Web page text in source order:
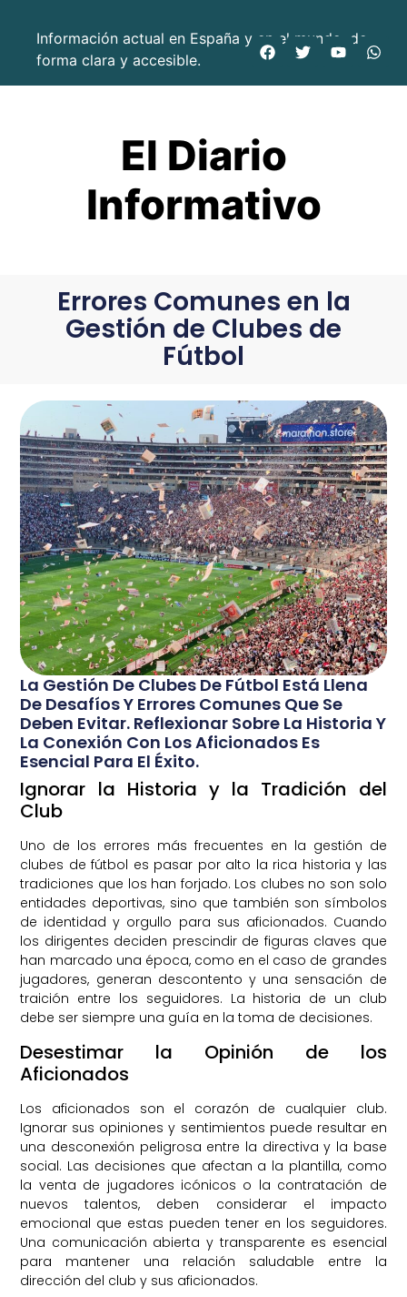
Información actual en España y en el mundo, de
forma clara y accesible.
El Diario
Informativo
Errores Comunes en la
Gestión de Clubes de
Fútbol
La Gestión De Clubes De Fútbol Está Llena
De Desafíos Y Errores Comunes Que Se
Deben Evitar. Reflexionar Sobre La Historia Y
La Conexión Con Los Aficionados Es
Esencial Para El Éxito.
Ignorar la Historia y la Tradición del
Club
Uno de los errores más frecuentes en la gestión de
clubes de fútbol es pasar por alto la rica historia y las
tradiciones que los han forjado. Los clubes no son solo
entidades deportivas, sino que también son símbolos
de identidad y orgullo para sus aficionados. Cuando
los dirigentes deciden prescindir de figuras claves que
han marcado una época, como en el caso de grandes
jugadores, generan descontento y una sensación de
traición entre los seguidores. La historia de un club
debe ser siempre una guía en la toma de decisiones.
Desestimar la Opinión de los
Aficionados
Los aficionados son el corazón de cualquier club.
Ignorar sus opiniones y sentimientos puede resultar en
una desconexión peligrosa entre la directiva y la base
social. Las decisiones que afectan a la plantilla, como
la venta de jugadores icónicos o la contratación de
nuevos talentos, deben considerar el impacto
emocional que estas pueden tener en los seguidores.
Una comunicación abierta y transparente es esencial
para mantener una relación saludable entre la
dirección del club y sus aficionados.